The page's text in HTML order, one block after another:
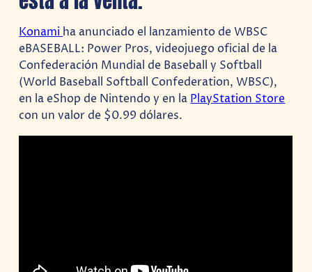
Konamiha anunciado el lanzamiento de WBSC
eBASEBALL: Power Pros, videojuego oficial de la
Confederación Mundial de Baseball y Softball
(World Baseball Softball Confederation, WBSC),
en la eShop de Nintendo y en laPlayStation Store
con un valor de $0.99 dólares.